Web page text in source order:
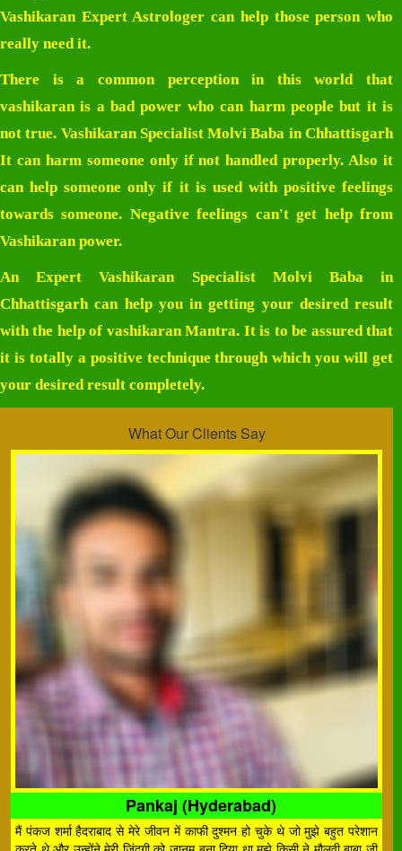
Vashikaran Expert Astrologer can help those person who
really need it.
There is a common perception in this world that
vashikaran is a bad power who can harm people but it is
not true. Vashikaran Specialist Molvi Baba in Chhattisgarh
It can harm someone only if not handled properly. Also it
can help someone only if it is used with positive feelings
towards someone. Negative feelings can't get help from
Vashikaran power.
An ExpertVashikaran Specialist Molvi Baba in
Chhattisgarhcan help you in getting your desired result
with the help of vashikaran Mantra. It is to be assured that
it is totally a positive technique through which you will get
your desired result completely.
What Our Clients Say
Pankaj (Hyderabad)
मैं पंकज शर्मा हैदराबाद से मेरे जीवन में काफी दुश्मन हो चुके थे जो मुझे बहुत परेशान